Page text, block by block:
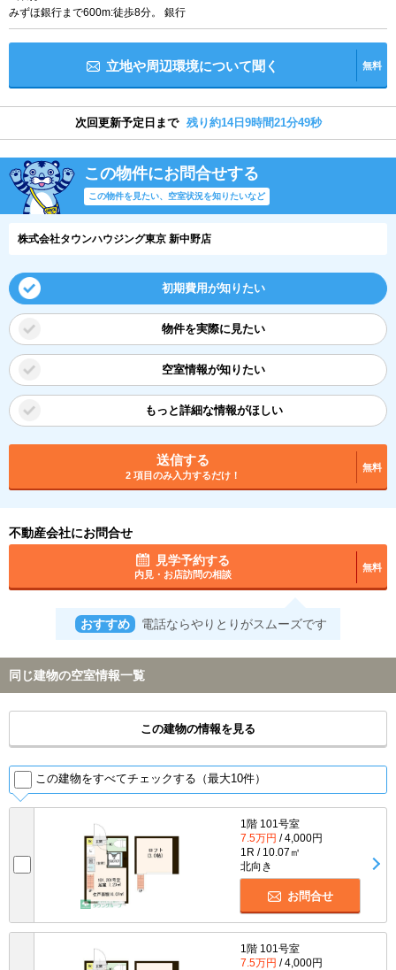
みずほ銀行まで600m:徒歩8分。 銀行
立地や周辺環境について聞く 無料
次回更新予定日まで 残り約14日9時間21分49秒
この物件にお問合せする
この物件を見たい、空室状況を知りたいなど
株式会社タウンハウジング東京 新中野店
初期費用が知りたい
物件を実際に見たい
空室情報が知りたい
もっと詳細な情報がほしい
送信する
2 項目のみ入力するだけ！
無料
不動産会社にお問合せ
見学予約する
内見・お店訪問の相談
無料
おすすめ 電話ならやりとりがスムーズです
同じ建物の空室情報一覧
この建物の情報を見る
この建物をすべてチェックする（最大10件）
1階 101号室
7.5万円 / 4,000円
1R / 10.07㎡
北向き
お問合せ
1階 101号室
7.5万円 / 4,000円